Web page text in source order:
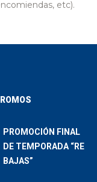
etc).
PROMOCIÓN FINAL
DE TEMPORADA “RE
BAJAS”